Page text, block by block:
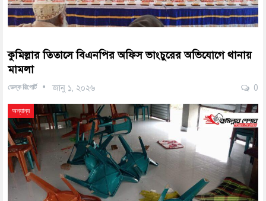
কুমিল্লার তিতাসে বিএনপির অফিস ভাংচুরের অভিযোগে থানায়
মামলা
ডেস্ক রিপোর্ট জানু ১, ২০২৬ 0
অন্যান্য